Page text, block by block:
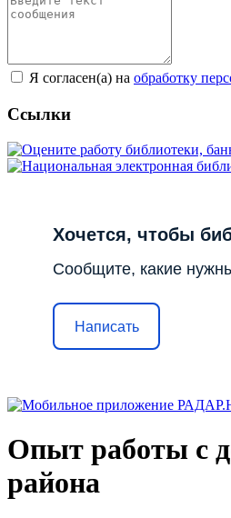
Я согласен(а) на обработку
Ссылки
Хочется, чтобы
Сообщите, какие
Написать
Опыт работы с
района